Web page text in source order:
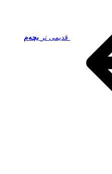
قدیمی تر بچه‌م